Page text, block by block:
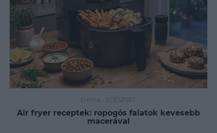
Emma - EGÉSZSÉG
Air fryer receptek: ropogós falatok kevesebb
macerával